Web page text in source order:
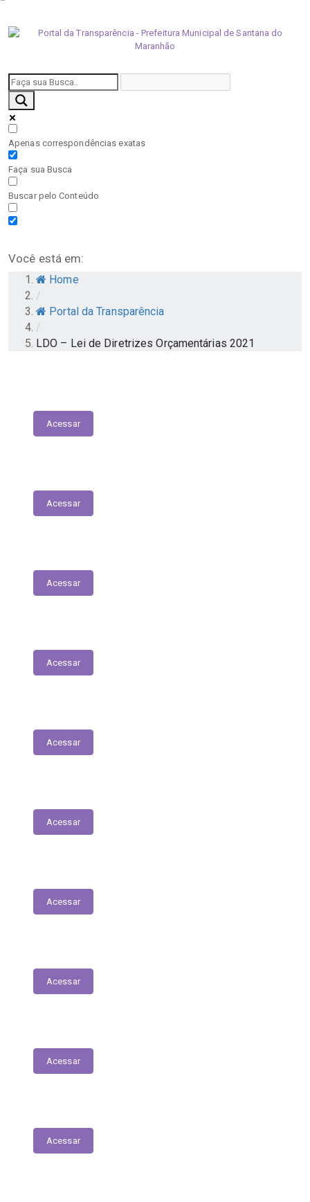
Apenas correspondências exatas
Faça sua Busca
Buscar pelo Conteúdo
Você está em:
Home
/
Portal da Transparência
/
LDO – Lei de Diretrizes Orçamentárias 2021
Acessar
Acessar
Acessar
Acessar
Acessar
Acessar
Acessar
Acessar
Acessar
Acessar